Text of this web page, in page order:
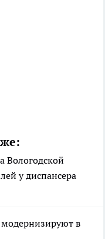
Вологодской
у диспансера
модернизируют в